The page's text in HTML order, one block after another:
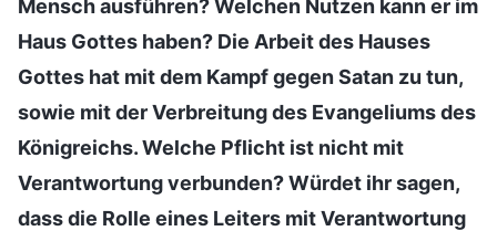
Mensch ausführen? Welchen Nutzen kann er im
Haus Gottes haben? Die Arbeit des Hauses
Gottes hat mit dem Kampf gegen Satan zu tun,
sowie mit der Verbreitung des Evangeliums des
Königreichs. Welche Pflicht ist nicht mit
Verantwortung verbunden? Würdet ihr sagen,
dass die Rolle eines Leiters mit Verantwortung